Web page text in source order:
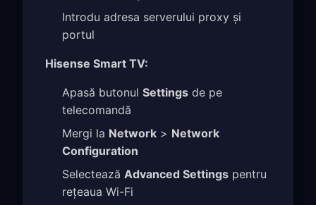
Introdu adresa serverului proxy și
portul
Hisense Smart TV:
Apasă butonul Settings de pe
telecomandă
Mergi la Network > Network
Configuration
Selectează Advanced Settings pentru
rețeaua Wi-Fi